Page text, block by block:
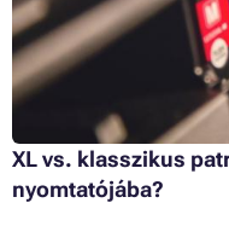
XL vs. klasszikus
nyomtatójába?